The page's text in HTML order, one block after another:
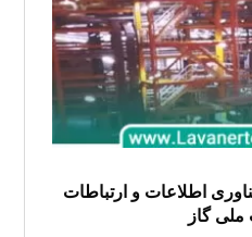
اطلاعات و ارتباطات
گاز